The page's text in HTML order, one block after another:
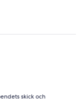
skick och